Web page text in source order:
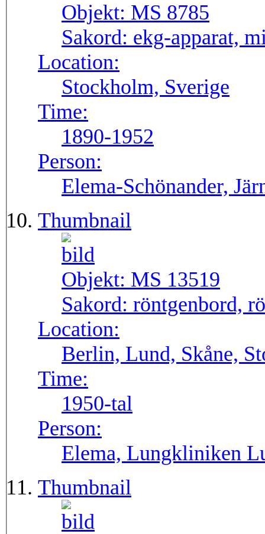
Objekt: MS 8785
Sakord: ekg-apparat,
Location:
Stockholm, Sverige
Time:
1890-1952
Person:
Elema-Schönander,
Thumbnail
Objekt: MS 13519
Sakord: röntgenbord,
Location:
Berlin, Lund, Skåne,
Time:
1950-tal
Person:
Elema, Lungkliniken
Thumbnail